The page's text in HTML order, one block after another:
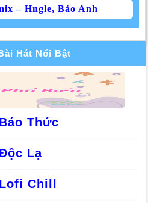
– Hngle, Bảo Anh
Hát Nổi Bật
Thức
Lạ
Chill